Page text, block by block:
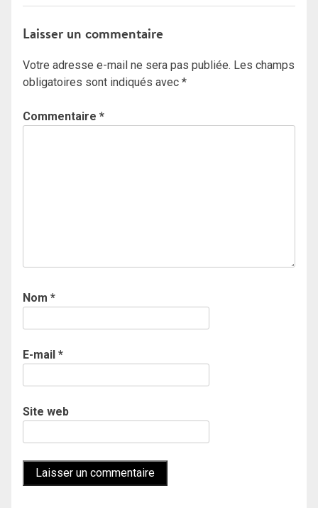
Laisser un commentaire
Votre adresse e-mail ne sera pas publiée. Les champs
obligatoires sont indiqués avec *
Commentaire *
Nom *
E-mail *
Site web